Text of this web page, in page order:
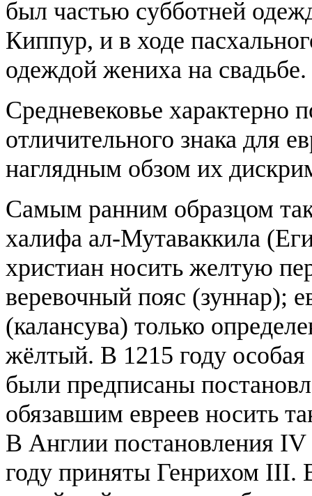
был частью субботней
Киппур, и в ходе
одеждой жениха на свадьбе.
Средневековье характерно
отличительного знака для
наглядным обзом их
Самым ранним образцом
халифа ал-Мутаваккила
христиан носить желтую
веревочный пояс (зуннар);
(калансува) только
жёлтый. В 1215 году
были предписаны
обязавшим евреев носить
В Англии постановления IV
году приняты Генрихом III.